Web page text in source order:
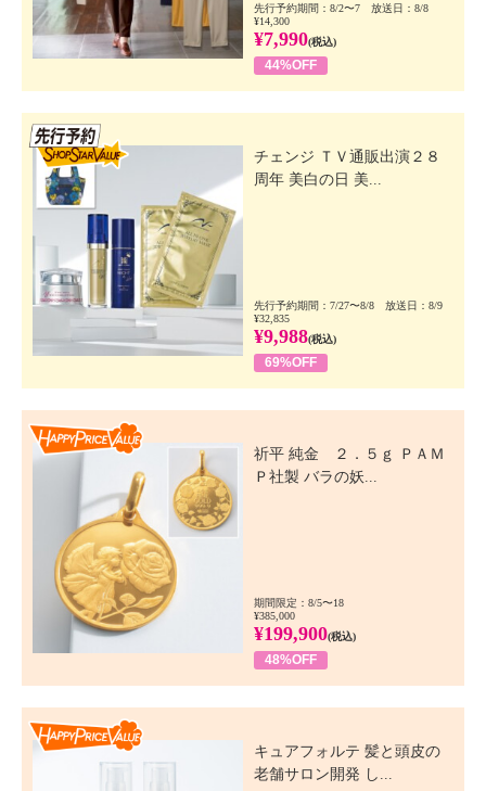
先行予約期間：8/2〜7 放送日：8/8
¥14,300
¥7,990(税込)
44%OFF
チェンジ ＴＶ通販出演２８
周年 美白の日 美...
先行予約期間：7/27〜8/8 放送日：8/9
¥32,835
¥9,988(税込)
69%OFF
祈平 純金 ２．５ｇ ＰＡＭ
Ｐ社製 バラの妖...
期間限定：8/5〜18
¥385,000
¥199,900(税込)
48%OFF
キュアフォルテ 髪と頭皮の
老舗サロン開発 し...